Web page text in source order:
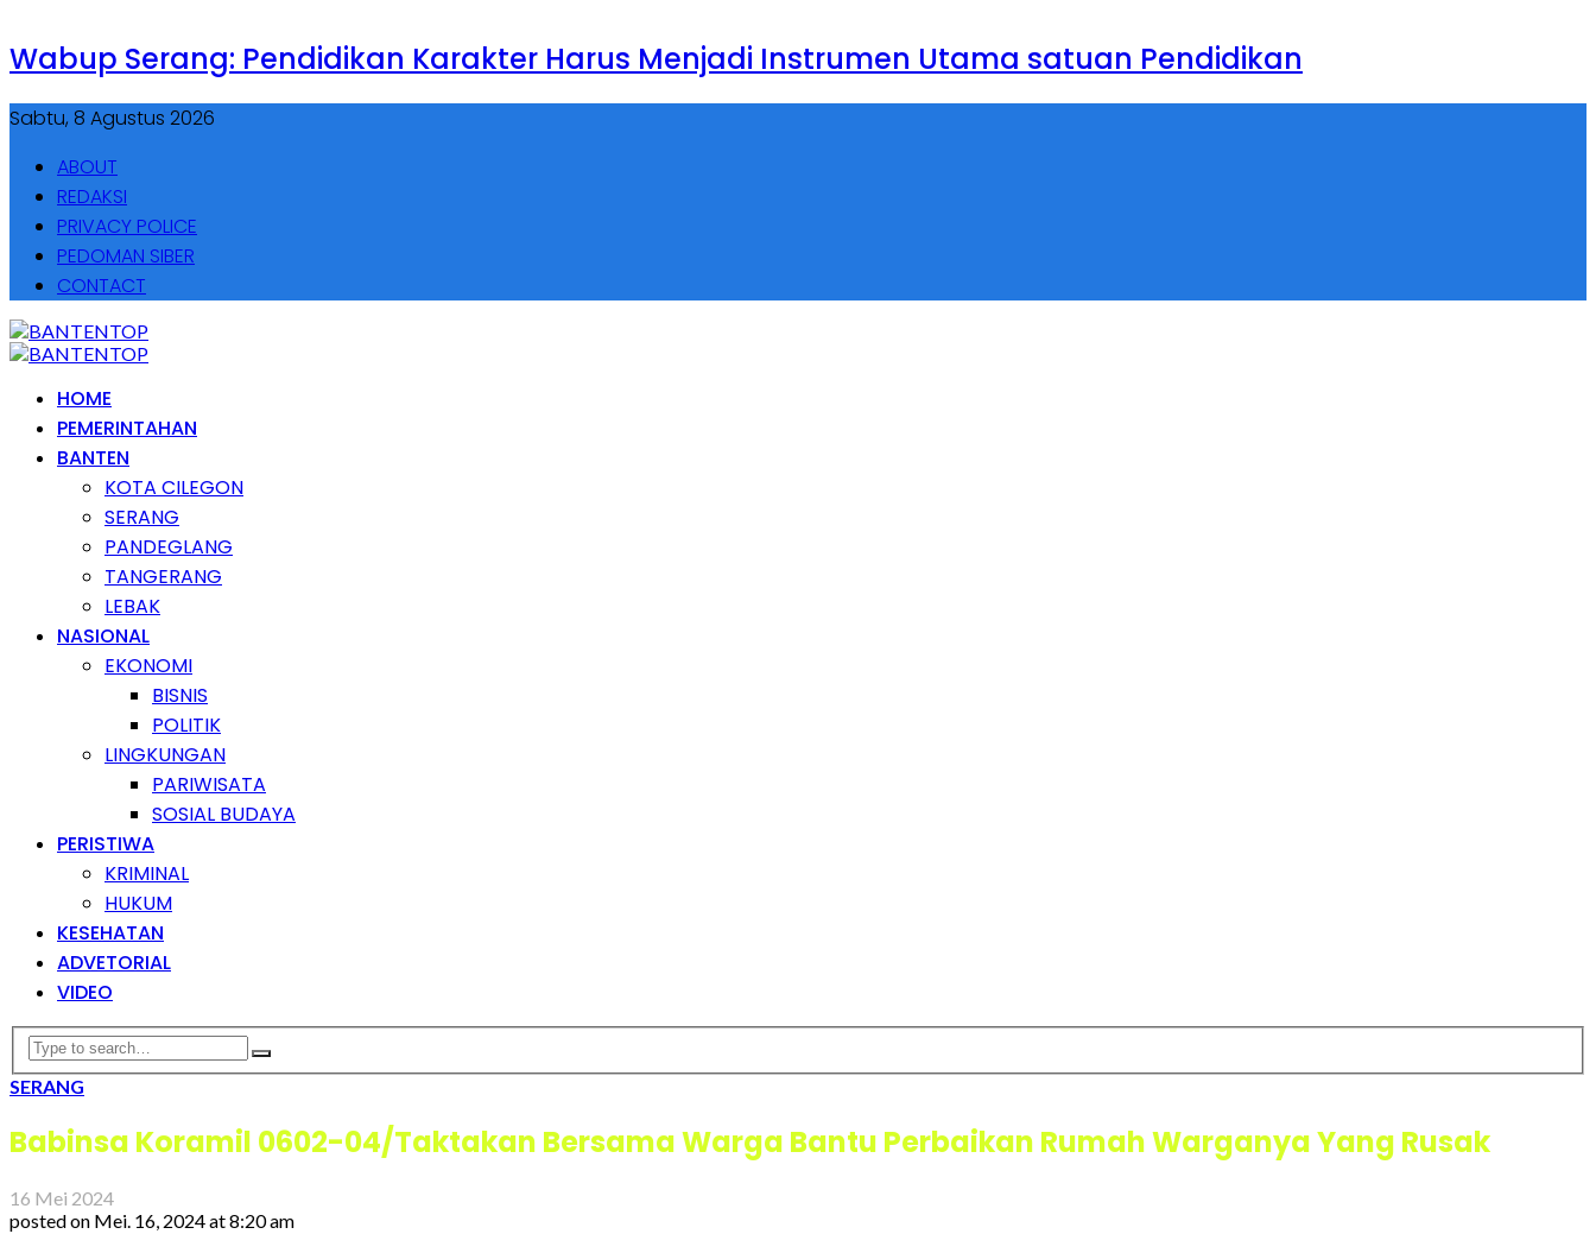
Wabup Serang: Pendidikan Karakter Harus Menjadi Instrumen Utama satuan Pendidikan
Sabtu, 8 Agustus 2026
ABOUT
REDAKSI
PRIVACY POLICE
PEDOMAN SIBER
CONTACT
HOME
PEMERINTAHAN
BANTEN
KOTA CILEGON
SERANG
PANDEGLANG
TANGERANG
LEBAK
NASIONAL
EKONOMI
BISNIS
POLITIK
LINGKUNGAN
PARIWISATA
SOSIAL BUDAYA
PERISTIWA
KRIMINAL
HUKUM
KESEHATAN
ADVETORIAL
VIDEO
SERANG
Babinsa Koramil 0602-04/Taktakan Bersama Warga Bantu Perbaikan Rumah Warganya Yang Rusak
16 Mei 2024
posted on Mei. 16, 2024 at 8:20 am